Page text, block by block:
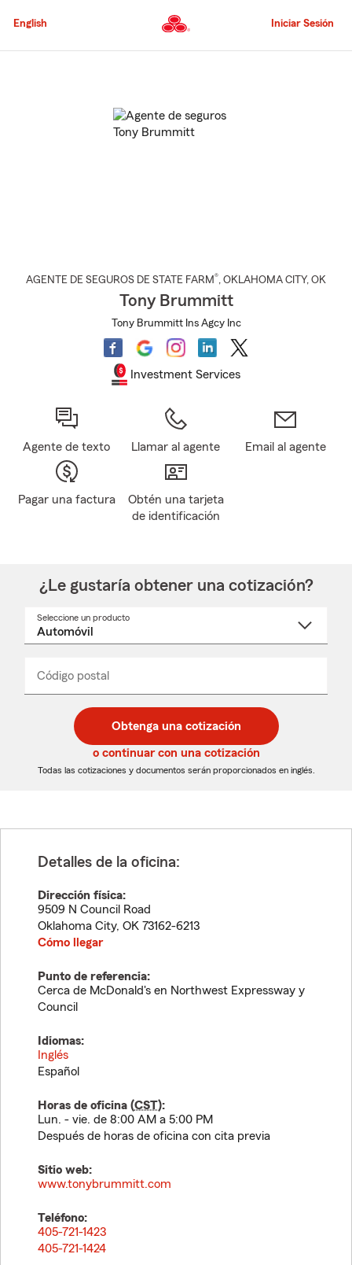
al
principal
English Iniciar Sesión
AGENTE DE SEGUROS DE STATE FARM®, OKLAHOMA CITY, OK
Tony Brummitt
Tony Brummitt Ins Agcy Inc
Investment Services
Agente de texto Llamar al agente Email al agente
Pagar una factura
Obtén una tarjeta
de identificación
¿Le gustaría obtener una cotización?
Seleccione un producto
desplegable
Código postal
de
5
dígitos
de
5
dígitos
_____
Obtenga una cotización
o continuar con una cotización
Todas las cotizaciones y documentos serán proporcionados en inglés.
Detalles de la oficina:
Dirección física:
9509 N Council Road
Oklahoma City, OK 73162-6213
Cómo llegar
Punto de referencia:
Cerca de McDonald's en Northwest Expressway y
Council
Idiomas:
Inglés
Español
Horas de oficina (CST):
Lun. - vie. de 8:00 AM a 5:00 PM
Después de horas de oficina con cita previa
Sitio web:
www.tonybrummitt.com
Teléfono:
405-721-1423
405-721-1424